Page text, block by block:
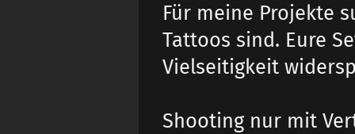
Für meine Projekte
Tattoos sind. Eure
Vielseitigkeit
Shooting nur mit